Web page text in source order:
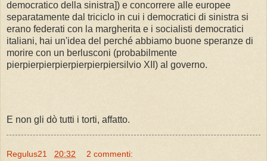
democratico della sinistra]) e concorrere alle europee
separatamente dal triciclo in cui i democratici di sinistra si
erano federati con la margherita e i socialisti democratici
italiani, hai un'idea del perché abbiamo buone speranze di
morire con un berlusconi (probabilmente
pierpierpierpierpierpierpiersilvio XII) al governo.
E non gli dò tutti i torti, affatto.
Regulus21 20:32 2 commenti: